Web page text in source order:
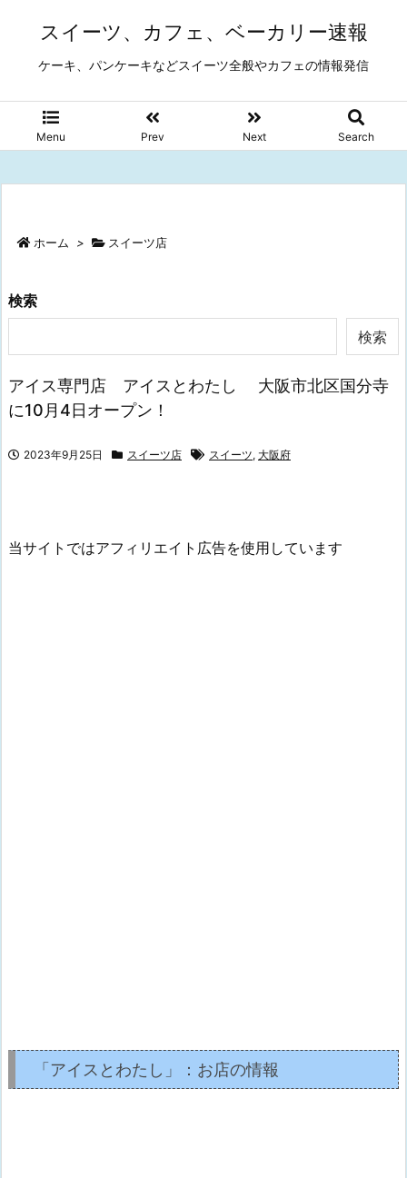
スイーツ、カフェ、ベーカリー速報
ケーキ、パンケーキなどスイーツ全般やカフェの情報発信
Menu Prev Next Search
ホーム > スイーツ店
検索
検索
アイス専門店 アイスとわたし 大阪市北区国分寺
に10月4日オープン！
2023年9月25日 スイーツ店 スイーツ, 大阪府
当サイトではアフィリエイト広告を使用しています
「アイスとわたし」：お店の情報